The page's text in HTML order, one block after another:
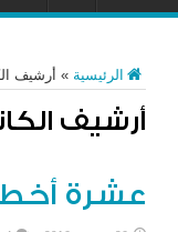
الرئيسية » أرشيف
أرشيف
عشرة